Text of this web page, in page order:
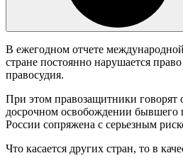
В ежегодном отчете
стране постоянно нарушается
правосудия.
При этом правозащитники говорят
досрочном освобождении бывшего
России сопряжена с серьезным
Что касается других стран, то в